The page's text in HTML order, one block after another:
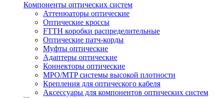
Компоненты оптических систем
Аттенюаторы оптические
Оптические кроссы
FTTH коробки распределительные
Оптические патч-корды
Муфты оптические
Адаптеры оптические
Коннекторы оптические
MPO/MTP системы высокой плотности
Крепления для оптического кабеля
Аксессуары для компонентов оптических систем